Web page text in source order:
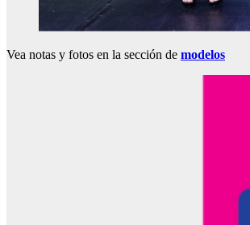
Vea notas y fotos en la sección de modelos